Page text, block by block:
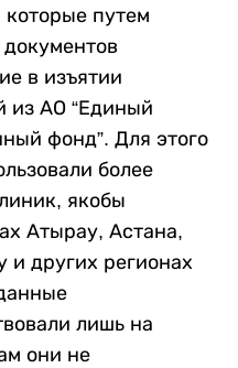
которые путем
в изъятии
из АО “Единый
фонд”. Для этого
более
якобы
Атырау, Астана,
других регионах
лишь на
они не